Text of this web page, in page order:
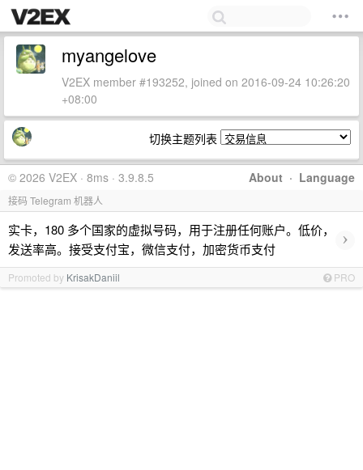
myangelove
V2EX member #193252, joined on 2016-09-24 10:26:20
+08:00
切换主题列表
About · Language
© 2026 V2EX · 8ms · 3.9.8.5
接码 Telegram 机器人
实卡，180 多个国家的虚拟号码，用于注册任何账户。低价，
发送率高。接受支付宝，微信支付，加密货币支付
›
Promoted by KrisakDaniil PRO